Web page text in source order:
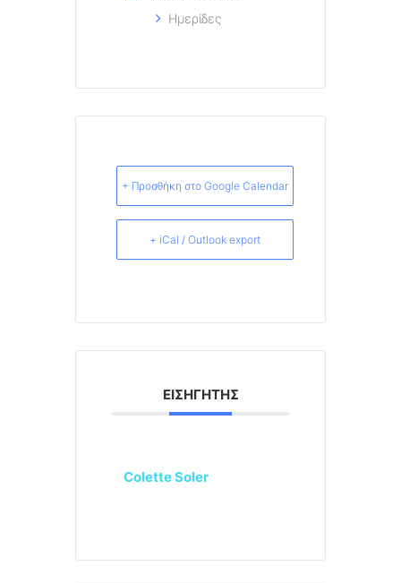
Ημερίδες
+ Προσθήκη στο Google Calendar
+ iCal / Outlook export
ΕΙΣΗΓΗΤΉΣ
Colette Soler